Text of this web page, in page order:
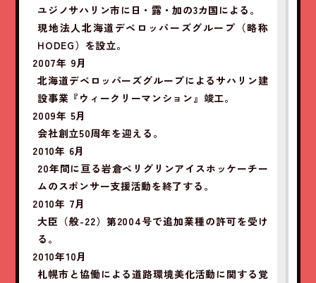
ユジノサハリン市に日・露・加の3カ国による。
現地法人北海道デベロッパーズグループ（略称
HODEG）を設立。
2007年 9月
北海道デベロッパーズグループによるサハリン建
設事業『ウィークリーマンション』竣工。
2009年 5月
会社創立50周年を迎える。
2010年 6月
20年間に亘る岩倉ペリグリンアイスホッケーチー
ムのスポンサー支援活動を終了する。
2010年 7月
大臣（般-22）第2004号で追加業種の許可を受け
る。
2010年10月
札幌市と協働による道路環境美化活動に関する覚